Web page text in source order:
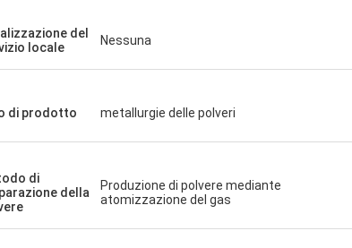
del
locale
Nessuna
di prodotto metallurgie delle polveri
di
della
Produzione di polvere mediante
atomizzazione del gas